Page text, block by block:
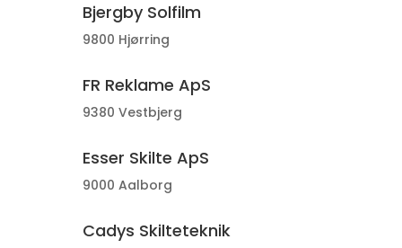
Bjergby Solfilm
9800 Hjørring
FR Reklame ApS
9380 Vestbjerg
Esser Skilte ApS
9000 Aalborg
Cadys Skilteteknik